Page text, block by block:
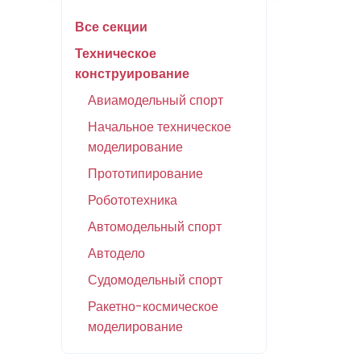
Все секции
Техническое
конструирование
Авиамодельный спорт
Начальное техническое
моделирование
Прототипирование
Робототехника
Автомодельный спорт
Автодело
Судомодельный спорт
Ракетно-космическое
моделирование